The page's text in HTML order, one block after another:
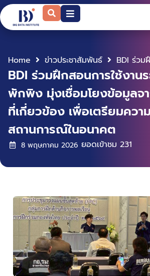
Home ข่าวประชาสัมพันธ์
BDI ร่วมฝึกสอนการใช้งาน
พักพิง มุ่งเชื่อมโยงข้อมูลจ
ที่เกี่ยวข้อง เพื่อเตรียมคว
สถานการณ์ในอนาคต
8 พฤษภาคม 2026 ยอดเข้าชม 231